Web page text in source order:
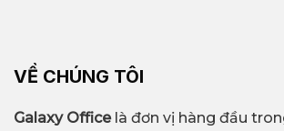
VỀ CHÚNG TÔI
Galaxy Officelà đơn vị hàng đầu